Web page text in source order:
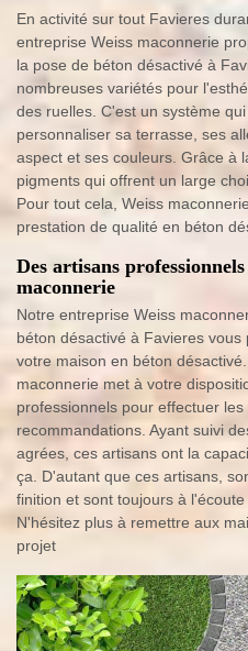
En activité sur tout Favieres
entreprise Weiss maconnerie
la pose de béton désactivé à
nombreuses variétés pour
des ruelles. C'est un système
personnaliser sa terrasse, ses
aspect et ses couleurs. Grâce à
pigments qui offrent un large
Pour tout cela, Weiss
prestation de qualité en béton
Des artisans
maconnerie
Notre entreprise Weiss
béton désactivé à Favieres
votre maison en béton
maconnerie met à votre
professionnels pour effectuer
recommandations. Ayant suivi
agrées, ces artisans ont la
ça. D'autant que ces artisans,
finition et sont toujours à
N'hésitez plus à remettre aux
projet